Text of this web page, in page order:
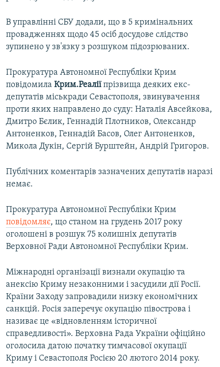
В управлінні СБУ додали, що в 5 кримінальних
провадженнях щодо 45 осіб досудове слідство
зупинено у зв'язку з розшуком підозрюваних.
Прокуратура Автономної Республіки Крим
повідомила Крим.Реаліїпрізвища деяких екс-
депутатів міськради Севастополя, звинувачення
проти яких направлено до суду: Наталія Авсейкова,
Дмитро Бєлик, Геннадій Плотников, Олександр
Антоненков, Геннадій Басов, Олег Антоненков,
Микола Дукін, Сергій Бурштейн, Андрій Григоров.
Публічних коментарів зазначених депутатів наразі
немає.
Прокуратура Автономної Республіки Крим
повідомляє, що станом на грудень 2017 року
оголошені в розшук 75 колишніх депутатів
Верховної Ради Автономної Республіки Крим.
Міжнародні організації визнали окупацію та
анексію Криму незаконними і засудили дії Росії.
Країни Заходу запровадили низку економічних
санкцій. Росія заперечує окупацію півострова і
називає це «відновленням історичної
справедливості». Верховна Рада України офіційно
оголосила датою початку тимчасової окупації
Криму і Севастополя Росією 20 лютого 2014 року.